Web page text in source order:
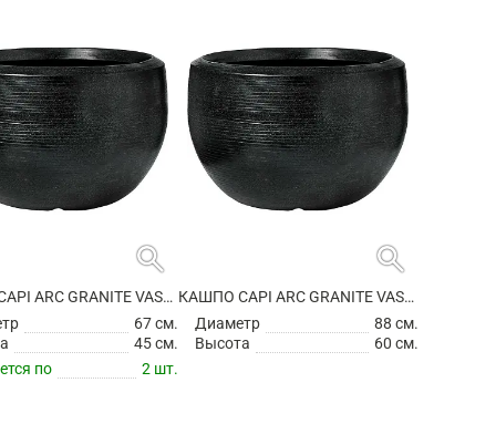
search
КАШПО CAPI ARC GRANITE VASE BALL BLACK
67 см.
45 см.
по
2 шт.
search
КАШПО CAPI ARC GRANITE VASE BALL BLACK
Диаметр
88 см.
Высота
60 см.